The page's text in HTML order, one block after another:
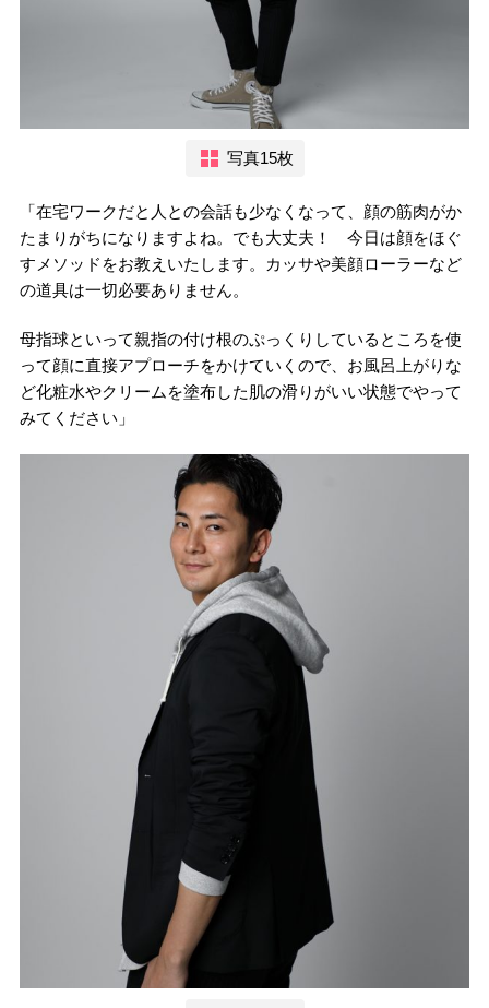
写真15枚
「在宅ワークだと人との会話も少なくなって、顔の筋肉がか
たまりがちになりますよね。でも大丈夫！ 今日は顔をほぐ
すメソッドをお教えいたします。カッサや美顔ローラーなど
の道具は一切必要ありません。
母指球といって親指の付け根のぷっくりしているところを使
って顔に直接アプローチをかけていくので、お風呂上がりな
ど化粧水やクリームを塗布した肌の滑りがいい状態でやって
みてください」